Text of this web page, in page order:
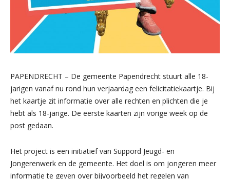
PAPENDRECHT – De gemeente Papendrecht stuurt alle 18-
jarigen vanaf nu rond hun verjaardag een felicitatiekaartje. Bij
het kaartje zit informatie over alle rechten en plichten die je
hebt als 18-jarige. De eerste kaarten zijn vorige week op de
post gedaan.
Het project is een initiatief van Suppord Jeugd- en
Jongerenwerk en de gemeente. Het doel is om jongeren meer
informatie te geven over bijvoorbeeld het regelen van